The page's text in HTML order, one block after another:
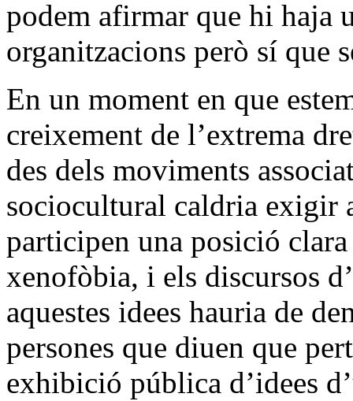
podem afirmar que hi haja
organitzacions però sí que
En un moment en que
creixement de l’extrema
des dels moviments
sociocultural caldria exigir
participen una posició
xenofòbia, i els discursos
aquestes idees hauria de
persones que diuen que
exhibició pública d’idees